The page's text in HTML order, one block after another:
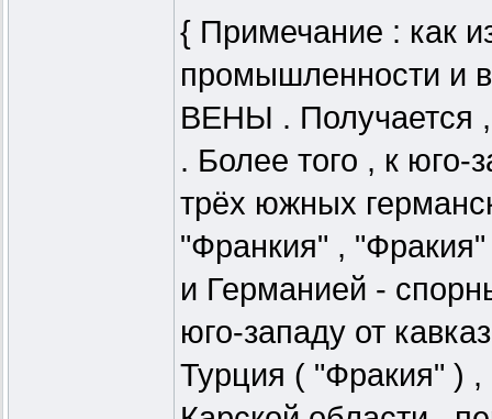
{ Примечание : как
промышленности и
ВЕНЫ . Получается ,
. Более того , к юго-
трёх южных
"Франкия" ,
и Германией -
юго-западу от
Турция ( "Фракия" )